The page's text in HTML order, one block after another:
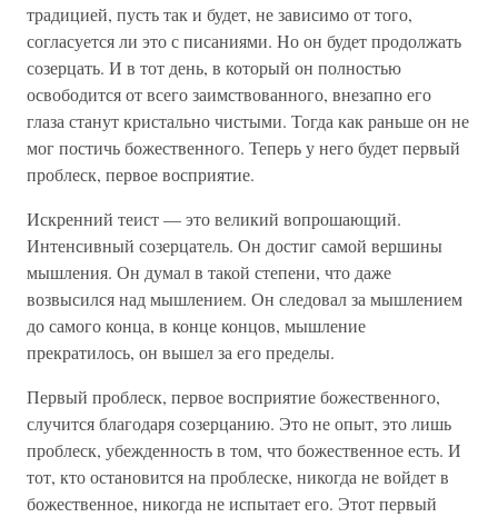
традицией, пусть так и будет, не зависимо от того,
согласуется ли это с писаниями. Но он будет продолжать
созерцать. И в тот день, в который он полностью
освободится от всего заимствованного, внезапно его
глаза станут кристально чистыми. Тогда как раньше он не
мог постичь божественного. Теперь у него будет первый
проблеск, первое восприятие.
Искренний теист — это великий вопрошающий.
Интенсивный созерцатель. Он достиг самой вершины
мышления. Он думал в такой степени, что даже
возвысился над мышлением. Он следовал за мышлением
до самого конца, в конце концов, мышление
прекратилось, он вышел за его пределы.
Первый проблеск, первое восприятие божественного,
случится благодаря созерцанию. Это не опыт, это лишь
проблеск, убежденность в том, что божественное есть. И
тот, кто остановится на проблеске, никогда не войдет в
божественное, никогда не испытает его. Этот первый